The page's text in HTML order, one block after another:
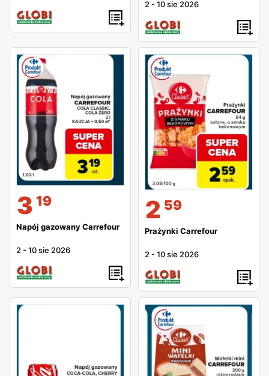
2 -10 sie 2026
3 19
Napój gazowany Carrefour
2 -10 sie 2026
2 59
Prażynki Carrefour
2 -10 sie 2026